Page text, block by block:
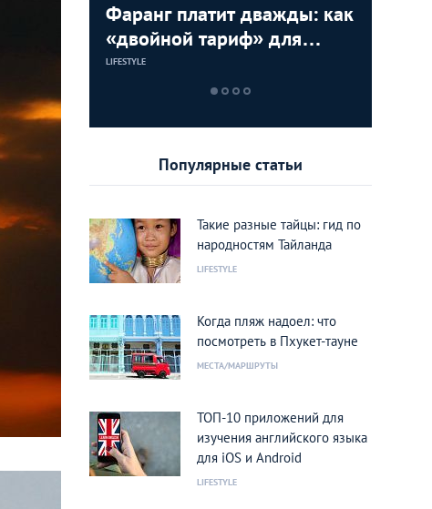
Фаранг платит дважды: как
«двойной тариф» для
иностранцев вредит
имиджу Тайланда
LIFESTYLE
Популярные статьи
Такие разные тайцы: гид по
народностям Тайланда
LIFESTYLE
Когда пляж надоел: что
посмотреть в Пхукет-тауне
МЕСТА/МАРШРУТЫ
ТОП-10 приложений для
изучения английского языка
для iOS и Android
LIFESTYLE